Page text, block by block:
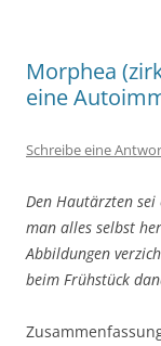
Morphea
eine
Schreibe eine
Den Hautärzten sei
man alles selbst
Abbildungen
beim Frühstück